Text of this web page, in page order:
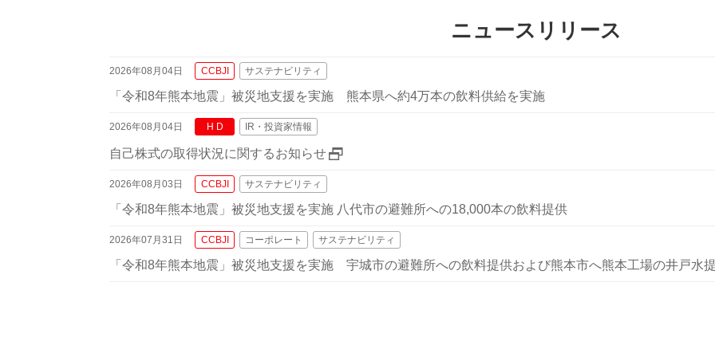
ニュースリリース
2026年08月04日 CCBJI サステナビリティ
「令和8年熊本地震」被災地支援を実施 熊本県へ約4万本の飲料供給を実施
2026年08月04日 H D IR・投資家情報
自己株式の取得状況に関するお知らせ
2026年08月03日 CCBJI サステナビリティ
「令和8年熊本地震」被災地支援を実施 八代市の避難所への18,000本の飲料提供
2026年07月31日 CCBJI コーポレート サステナビリティ
「令和8年熊本地震」被災地支援を実施 宇城市の避難所への飲料提供および熊本市へ熊本工場の井戸水